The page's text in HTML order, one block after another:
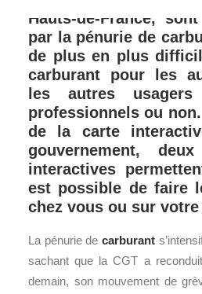
Hauts-de-France,
par la pénurie de
de plus en plus
carburant pour les
les autres
professionnels ou
de la carte
gouvernement,
interactives
est possible de faire
chez vous ou sur
La pénurie decarburant
sachant que la CGT a
demain, son mouvement de